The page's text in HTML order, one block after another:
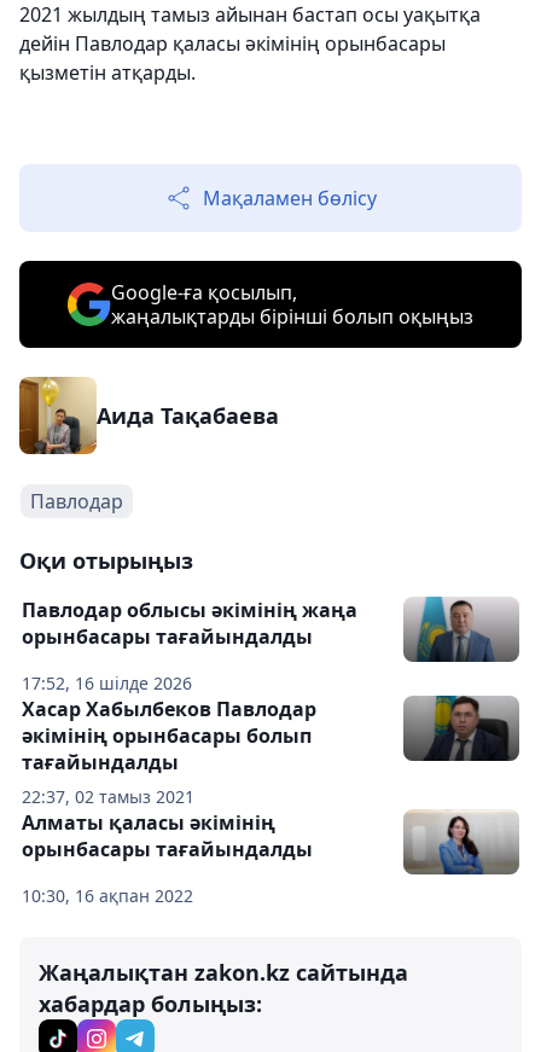
2021 жылдың тамыз айынан бастап осы уақытқа
дейін Павлодар қаласы әкімінің орынбасары
қызметін атқарды.
Мақаламен бөлісу
Google-ға қосылып,
жаңалықтарды бірінші болып оқыңыз
Аида Тақабаева
Павлодар
Оқи отырыңыз
17:52, 16 шілде 2026
Павлодар облысы әкімінің жаңа
орынбасары тағайындалды
22:37, 02 тамыз 2021
Хасар Хабылбеков Павлодар
әкімінің орынбасары болып
тағайындалды
10:30, 16 ақпан 2022
Алматы қаласы әкімінің
орынбасары тағайындалды
Жаңалықтан zakon.kz сайтында
хабардар болыңыз: